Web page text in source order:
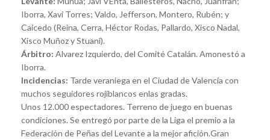
Iborra, Xavi Torres; Valdo, Jefferson, Montero, Rubén; y
Caicedo (Reina, Cerra, Héctor Rodas, Pallardo, Xisco Nadal,
Xisco Muñoz y Stuani).
Árbitro: Alvarez Izquierdo, del Comité Catalán. Amonestó a
Iborra.
Incidencias: Tarde veraniega en el Ciudad de Valencia con
muchos seguidores rojiblancos enlas gradas.
Unos 12.000 espectadores. Terreno de juego en buenas
condiciones. Se entregó por parte de la Liga el premio a la
Federación de Peñas del Levante a la mejor afición.Gran